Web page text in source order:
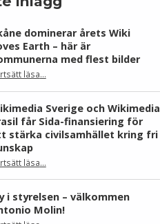
dominerar årets Wiki
Earth – här är
med flest bilder
läsa“Skåne dominerar årets Wiki Loves Earth – här är kommunerna med flest bilder”
…
Sverige och Wikimedia
får Sida-finansiering för
stärka civilsamhället kring fri
läsa“Wikimedia Sverige och Wikimedia Brasil får Sida-finansiering för att stärka civilsamhället kring fri kunskap”
…
i styrelsen – välkommen
Molin!
“Ny i styrelsen – välkommen Antonio Molin!”